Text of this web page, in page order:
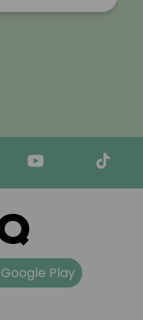
Google Play